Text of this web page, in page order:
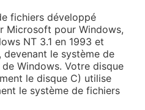
fichiers développé
Microsoft pour Windows,
NT 3.1 en 1993 et
devenant le système de
Windows. Votre disque
le disque C) utilise
le système de fichiers